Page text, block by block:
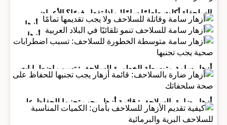
السلحفاة أكلت طعامًا سامًا! ماذا تفعل فورًا؟ الأعراض
وخطوات الإنقاذ
أزهار
سامة
وقاتلة
ولا يجب
تقديمها
أزهار
سامة
تنمو
تلقائيًا في
العربية
أزهار سامة متوسطة الخطورة للسلاحف: تسبب اضطرابات
صحية يجب تجنبها
أزهار ضارة بالسلاحف: قائمة أزهار يجب تجنبها للحفاظ على
صحة سلحفاتك